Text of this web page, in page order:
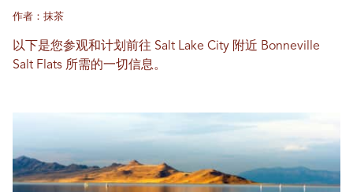
作者：抹茶
以下是您参观和计划前往 Salt Lake City 附近 Bonneville
Salt Flats 所需的一切信息。